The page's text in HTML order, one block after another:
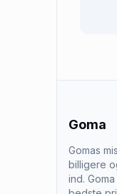
Goma
Gomas
billigere
ind.